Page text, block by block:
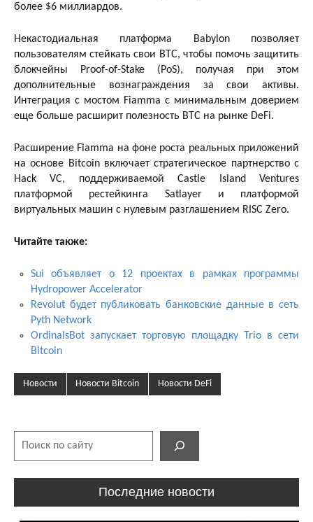
более $6 миллиардов.
Некастодиальная платформа Babylon позволяет
пользователям стейкать свои BTC, чтобы помочь защитить
блокчейны Proof-of-Stake (PoS), получая при этом
дополнительные вознаграждения за свои активы.
Интеграция с мостом Fiamma с минимальным доверием
еще больше расширит полезность BTC на рынке DeFi.
Расширение Fiamma на фоне роста реальных приложений
на основе Bitcoin включает стратегическое партнерство с
Hack VC, поддерживаемой Castle Island Ventures
платформой рестейкинга Satlayer и платформой
виртуальных машин с нулевым разглашением RISC Zero.
Читайте также:
Sui объявляет о 12 проектах в рамках программы
Hydropower Accelerator
Revolut будет публиковать банковские данные в сеть
Pyth Network
OrdinalsBot запускает торговую площадку Trio в сети
Bitcoin
Новости Новости Bitcoin Новости DeFi
Последние новости